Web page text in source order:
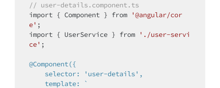
// user-details.component.ts
import { Component } from
'@angular/cor
e'
import { UserService } from
'./user-servi
ce' ;
@Component({